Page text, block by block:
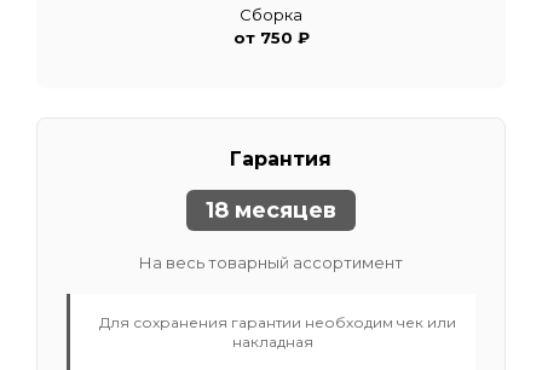
Сборка
от 750 ₽
Гарантия
18 месяцев
На весь товарный ассортимент
Для сохранения гарантии необходим чек или
накладная